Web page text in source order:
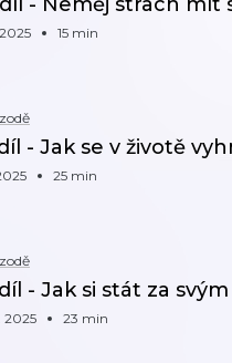
2025 15 min
- Jak se v životě
25 min
- Jak si stát za svým
2025 23 min